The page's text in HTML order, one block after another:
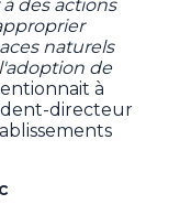
des actions
naturels
de
à
directeur